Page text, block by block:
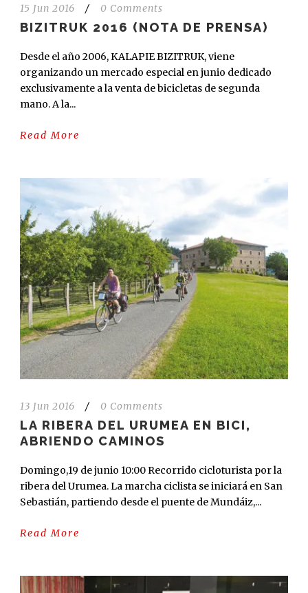
15 Jun 2016 / 0 Comments
BIZITRUK 2016 (NOTA DE PRENSA)
Desde el año 2006, KALAPIE BIZITRUK, viene
organizando un mercado especial en junio dedicado
exclusivamente a la venta de bicicletas de segunda
mano. A la...
Read More
13 Jun 2016 / 0 Comments
LA RIBERA DEL URUMEA EN BICI,
ABRIENDO CAMINOS
Domingo,19 de junio 10:00 Recorrido cicloturista por la
ribera del Urumea. La marcha ciclista se iniciará en San
Sebastián, partiendo desde el puente de Mundáiz,...
Read More